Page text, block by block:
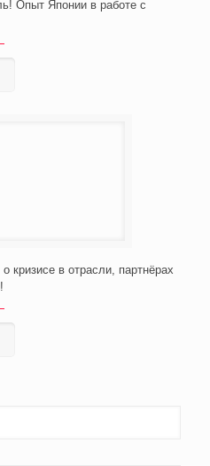
Опыт Японии в работе с
в отрасли, партнёрах